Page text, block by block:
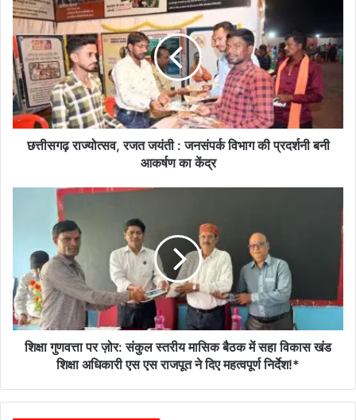
राज्योत्सव,
रजत
जयंती
:
जनसंपर्क
विभाग
की
प्रदर्शनी
छत्तीसगढ़ राज्योत्सव, रजत जयंती : जनसंपर्क विभाग की प्रदर्शनी बनी
आकर्षण का केंद्र
संकुल
स्तरीय
मासिक
बैठक
में
सहाशिक्षा गुणवत्ता पर ज़ोर: संकुल स्तरीय मासिक बैठक में सहा विकास खंड
शिक्षा अधिकारी एस एस राजपूत ने दिए महत्वपूर्ण निर्देश!*